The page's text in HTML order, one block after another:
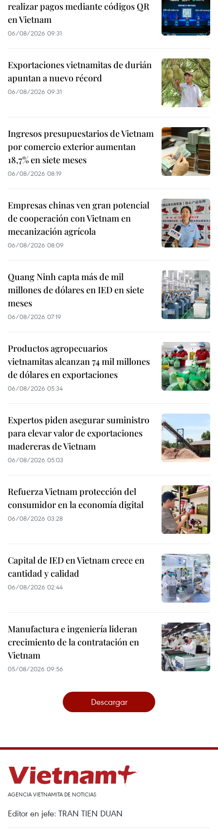
realizar pagos mediante códigos QR
en Vietnam
06/08/2026 09:31
Exportaciones vietnamitas de durián
apuntan a nuevo récord
06/08/2026 09:31
Ingresos presupuestarios de Vietnam
por comercio exterior aumentan
18,7% en siete meses
06/08/2026 08:19
Empresas chinas ven gran potencial
de cooperación con Vietnam en
mecanización agrícola
06/08/2026 08:09
Quang Ninh capta más de mil
millones de dólares en IED en siete
meses
06/08/2026 07:19
Productos agropecuarios
vietnamitas alcanzan 74 mil millones
de dólares en exportaciones
06/08/2026 05:34
Expertos piden asegurar suministro
para elevar valor de exportaciones
madereras de Vietnam
06/08/2026 05:03
Refuerza Vietnam protección del
consumidor en la economía digital
06/08/2026 03:28
Capital de IED en Vietnam crece en
cantidad y calidad
06/08/2026 02:44
Manufactura e ingeniería lideran
crecimiento de la contratación en
Vietnam
05/08/2026 09:56
Descargar
AGENCIA VIETNAMITA DE NOTICIAS
Editor en jefe: TRAN TIEN DUAN